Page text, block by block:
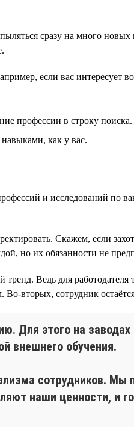
сразу на много
если вас интересует
профессии в строку поиска.
как у вас.
и исследований по
Скажем, если
но их обязанности не
Ведь для работодателя
вторых, сотрудник
Для этого на
внешнего обучения.
сотрудников.
наши ценности, и